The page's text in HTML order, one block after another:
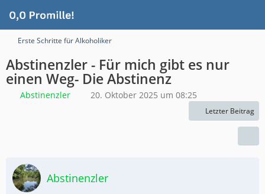
Erste Schritte für Alkoholiker
Abstinenzler - Für mich gibt es nur
einen Weg- Die Abstinenz
Abstinenzler 20. Oktober 2025 um 08:25
Letzter Beitrag
Abstinenzler